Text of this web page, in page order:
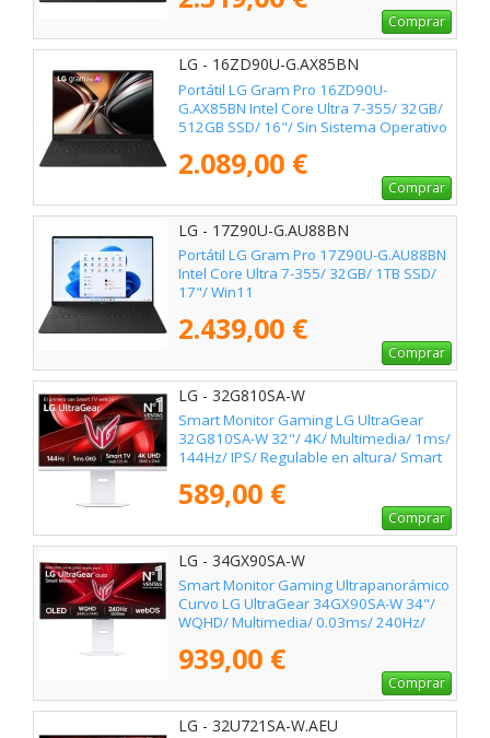
Comprar
LG - 16ZD90U-G.AX85BN
Portátil LG Gram Pro 16ZD90U-
G.AX85BN Intel Core Ultra 7-355/ 32GB/
512GB SSD/ 16"/ Sin Sistema Operativo
2.089,00 €
Comprar
LG - 17Z90U-G.AU88BN
Portátil LG Gram Pro 17Z90U-G.AU88BN
Intel Core Ultra 7-355/ 32GB/ 1TB SSD/
17"/ Win11
2.439,00 €
Comprar
LG - 32G810SA-W
Smart Monitor Gaming LG UltraGear
32G810SA-W 32"/ 4K/ Multimedia/ 1ms/
144Hz/ IPS/ Regulable en altura/ Smart
589,00 €
Comprar
LG - 34GX90SA-W
Smart Monitor Gaming Ultrapanorámico
Curvo LG UltraGear 34GX90SA-W 34"/
WQHD/ Multimedia/ 0.03ms/ 240Hz/
Blanco
939,00 €
Comprar
LG - 32U721SA-W.AEU